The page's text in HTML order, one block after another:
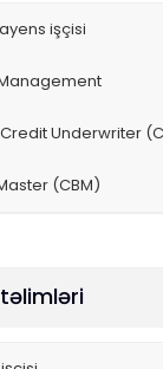
işçisi
Underwriter
(CBM)